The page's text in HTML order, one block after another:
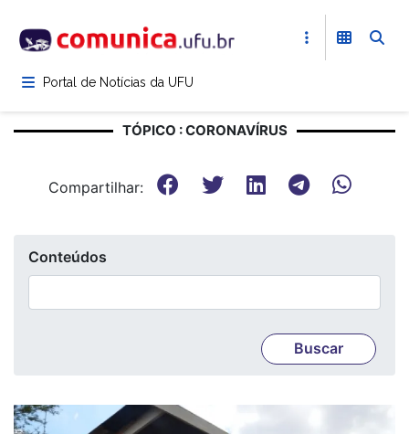
para
conteúdoPortal de Notícias da UFU
TÓPICO : CORONAVÍRUS
Compartilhar:
Conteúdos